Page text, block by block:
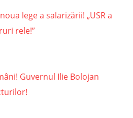
lege a salarizării! „USR a
rele!”
Guvernul Ilie Bolojan